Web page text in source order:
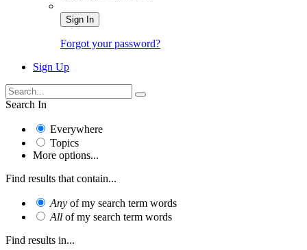
Sign In
Forgot your password?
Sign Up
Search In
Everywhere
Topics
More options...
Find results that contain...
Any of my search term words
All of my search term words
Find results in...